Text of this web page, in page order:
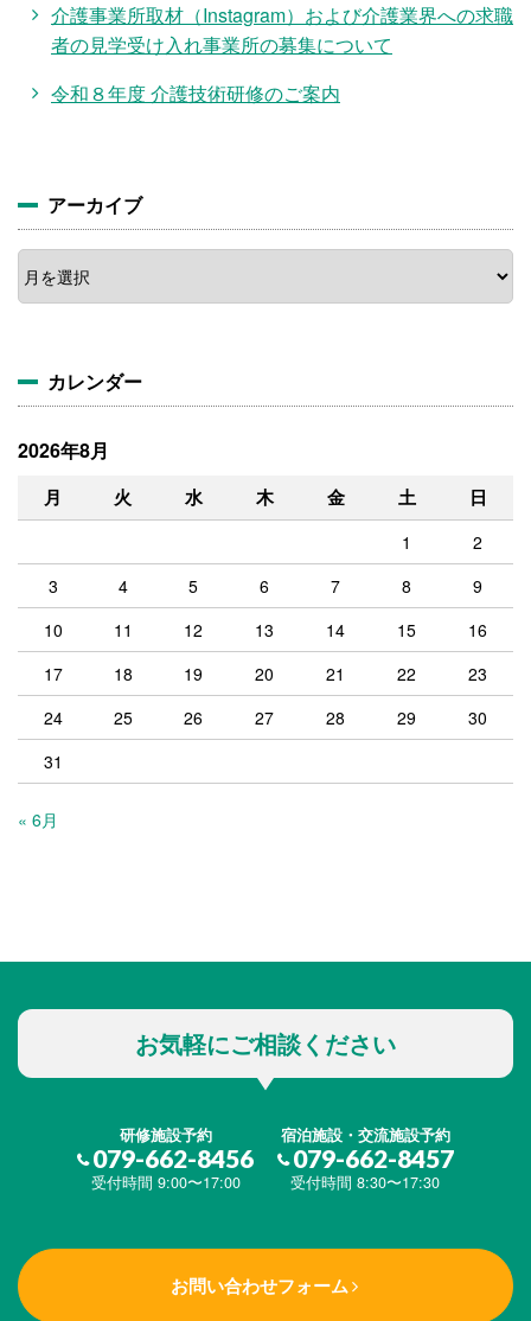
介護事業所取材（Instagram）および介護業界への求職
者の見学受け入れ事業所の募集について
令和８年度 介護技術研修のご案内
アーカイブ
ア
ー
カ
カレンダー
2026年8月
月 火 水 木 金 土 日
1
2
3
4 5 6 7 8
9
10
11 12 13 14 15
16
17
18 19 20 21 22
23
24
25 26 27 28 29
30
31
« 6月
お気軽にご相談ください
研修施設予約
079-662-8456
受付時間 9:00〜17:00
宿泊施設・交流施設予約
079-662-8457
受付時間 8:30〜17:30
お問い合わせフォーム